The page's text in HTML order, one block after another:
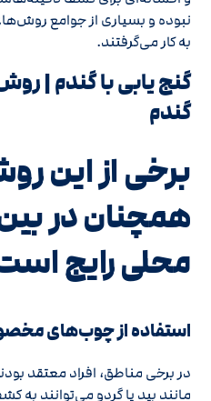
نبوده و بسیاری از جوامع
به کار می‌گرفتند.
گنج یابی با گندم |
گندم
برخی از این
همچنان در
محلی رایج
استفاده از چوب‌های
در برخی مناطق، افراد معتقد
مانند بید یا گردو می‌توانند به